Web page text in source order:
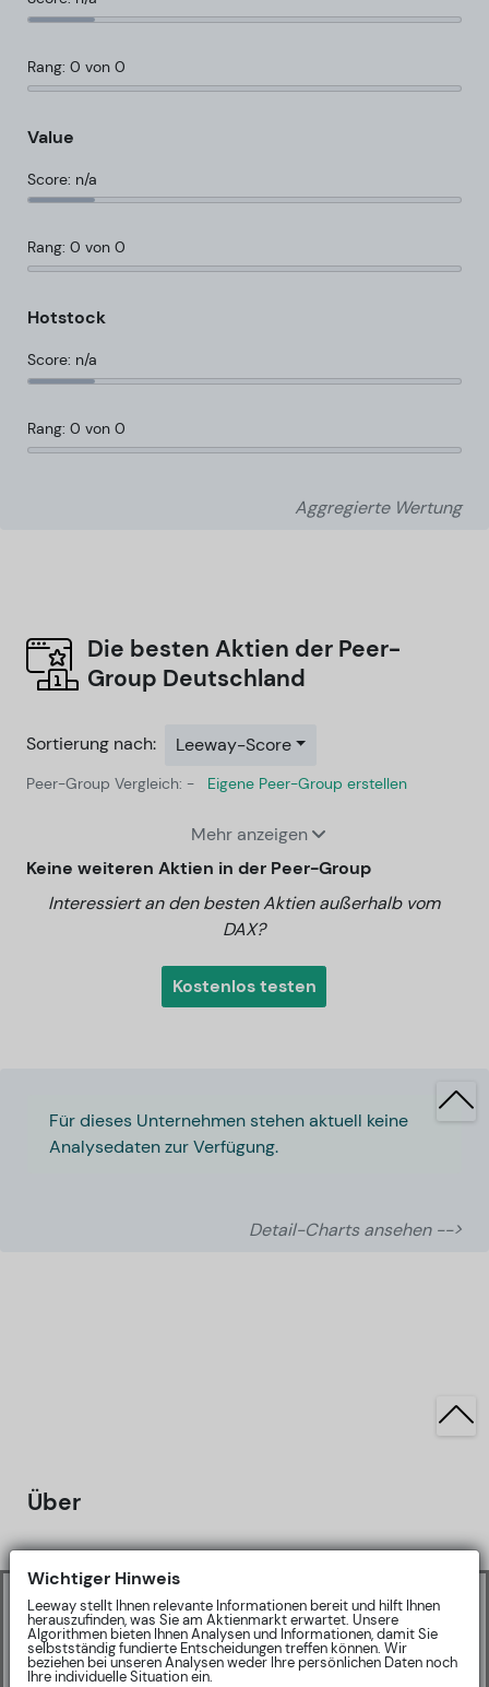
Rang: 0 von 0
Value
Score: n/a
Rang: 0 von 0
Hotstock
Score: n/a
Rang: 0 von 0
Aggregierte Wertung
Die besten Aktien der Peer-
Group Deutschland
Sortierung nach: Leeway-Score
Peer-Group Vergleich: - Eigene Peer-Group erstellen
Mehr anzeigen
Keine weiteren Aktien in der Peer-Group
Interessiert an den besten Aktien außerhalb vom
DAX?
Kostenlos testen
Für dieses Unternehmen stehen aktuell keine
Analysedaten zur Verfügung.
Detail-Charts ansehen -->
Über
Partner Inhalt
Sharewise Community-Ratings
Wichtiger Hinweis
Leeway stellt Ihnen relevante Informationen bereit und hilft Ihnen
herauszufinden, was Sie am Aktienmarkt erwartet. Unsere
Algorithmen bieten Ihnen Analysen und Informationen, damit Sie
selbstständig fundierte Entscheidungen treffen können. Wir
beziehen bei unseren Analysen weder Ihre persönlichen Daten noch
Ihre individuelle Situation ein.